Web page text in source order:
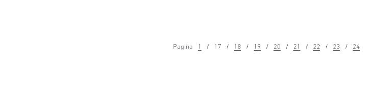
Pagina 1 17 18 19 20 21 22 23 24